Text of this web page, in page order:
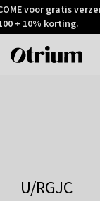
voor gratis
+ 10% korting.
Otrium
U/RGJC